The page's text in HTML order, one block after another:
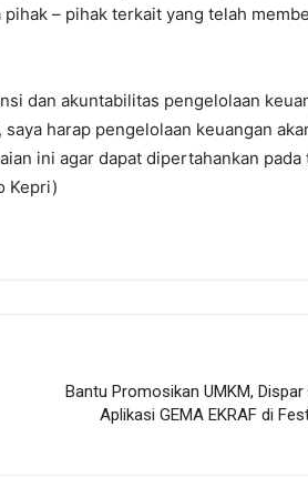
– pihak terkait yang telah
dan akuntabilitas pengelolaan
harap pengelolaan keuangan
ini agar dapat dipertahankan
Kepri)
Bantu Promosikan UMKM,
Aplikasi GEMA EKRAF di